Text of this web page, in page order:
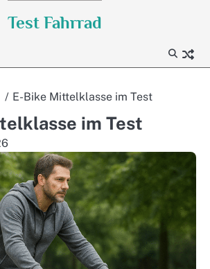
Test Fahrrad
E-Bike Mittelklasse im Test
im Test